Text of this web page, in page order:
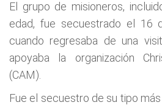
El grupo de misioneros,
edad, fue secuestrado el 16
cuando regresaba de una
apoyaba la organización
(CAM).
Fue el secuestro de su tipo